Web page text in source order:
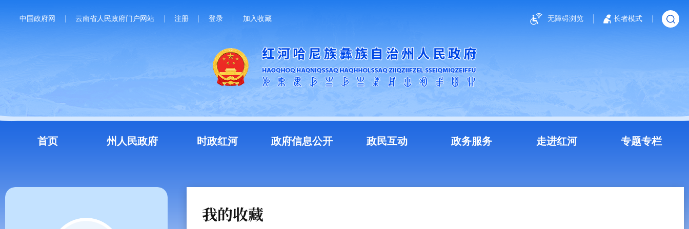
中国政府网 云南省人民政府门户网站 注册 登录 加入收藏 无障碍浏览 长者模式
首页 州人民政府 时政红河 政府信息公开 政民互动 政务服务 走进红河 专题专栏
我的收藏